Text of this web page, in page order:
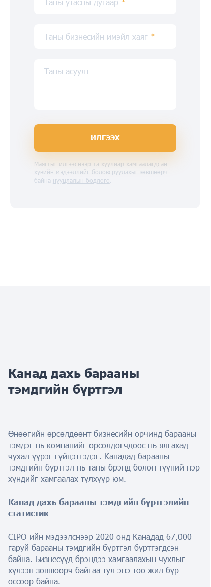
Таны утасны дугаар *
Таны бизнесийн имэйл хаяг *
Таны асуулт
ИЛГЭЭХ
Маягтыг илгээснээр та хуулиар хамгаалагдсан
хувийн мэдээллийг боловсруулахыг зөвшөөрч
байна нууцлалын бодлого.
Канад дахь барааны
тэмдгийн бүртгэл
Өнөөгийн өрсөлдөөнт бизнесийн орчинд барааны
тэмдэг нь компанийг өрсөлдөгчдөөс нь ялгахад
чухал үүрэг гүйцэтгэдэг. Канадад барааны
тэмдгийн бүртгэл нь таны брэнд болон түүний нэр
хүндийг хамгаалах түлхүүр юм.
Канад дахь барааны тэмдгийн бүртгэлийн
статистик
CIPO-ийн мэдээлснээр 2020 онд Канадад 67,000
гаруй барааны тэмдгийн бүртгэл бүртгэгдсэн
байна. Бизнесүүд брэндээ хамгаалахын чухлыг
хүлээн зөвшөөрч байгаа тул энэ тоо жил бүр
өссөөр байна.